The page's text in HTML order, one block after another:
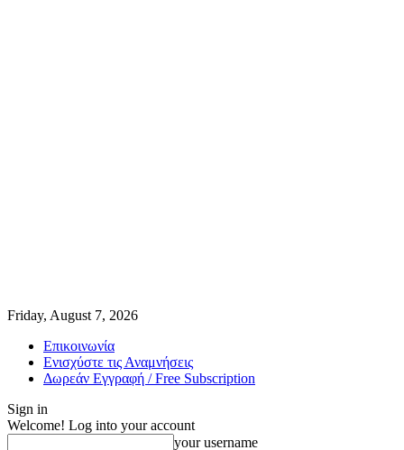
Friday, August 7, 2026
Επικοινωνία
Ενισχύστε τις Αναμνήσεις
Δωρεάν Εγγραφή / Free Subscription
Sign in
Welcome! Log into your account
your username